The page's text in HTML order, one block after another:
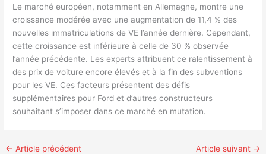
Le marché européen, notamment en Allemagne, montre une
croissance modérée avec une augmentation de 11,4 % des
nouvelles immatriculations de VE l’année dernière. Cependant,
cette croissance est inférieure à celle de 30 % observée
l’année précédente. Les experts attribuent ce ralentissement à
des prix de voiture encore élevés et à la fin des subventions
pour les VE. Ces facteurs présentent des défis
supplémentaires pour Ford et d’autres constructeurs
souhaitant s’imposer dans ce marché en mutation.
← Article précédent Article suivant →